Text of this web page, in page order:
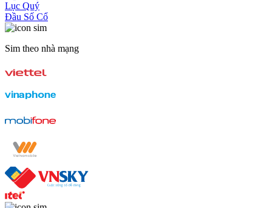
Lục Quý
Đầu Số Cổ
Sim theo nhà mạng